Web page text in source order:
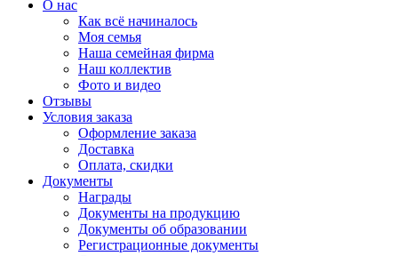
О нас
Как всё начиналось
Моя семья
Наша семейная фирма
Наш коллектив
Фото и видео
Отзывы
Условия заказа
Оформление заказа
Доставка
Оплата, скидки
Документы
Награды
Документы на продукцию
Документы об образовании
Регистрационные документы